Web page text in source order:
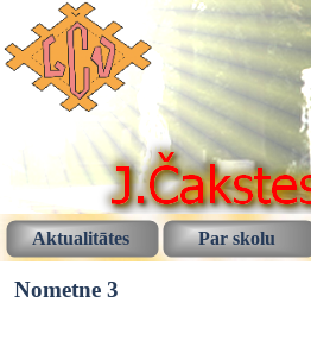
Aktualitātes Par skolu
Nometne 3